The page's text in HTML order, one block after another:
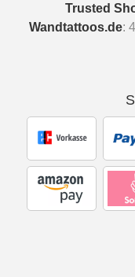
Trusted
Wandtattoos.de: